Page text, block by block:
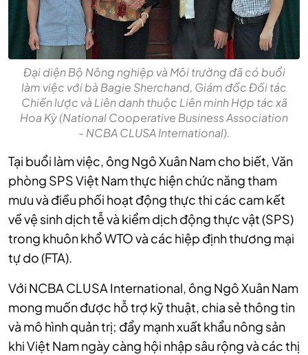
Đại diện Bộ Nông nghiệp và Môi trường đã có buổi
làm việc với bà Bagie Sherchand, Giám đốc Đối tác
Chiến lược và Liên danh thuộc Liên minh Hợp tác xã
Hoa Kỳ (National Cooperative Business Association
- NCBA CLUSA International).
Tại buổi làm việc, ông Ngô Xuân Nam cho biết, Văn
phòng SPS Việt Nam thực hiện chức năng tham
mưu và điều phối hoạt động thực thi các cam kết
về vệ sinh dịch tễ và kiểm dịch động thực vật (SPS)
trong khuôn khổ WTO và các hiệp định thương mại
tự do (FTA).
Với NCBA CLUSA International, ông Ngô Xuân Nam
mong muốn được hỗ trợ kỹ thuật, chia sẻ thông tin
và mô hình quản trị; đẩy mạnh xuất khẩu nông sản
khi Việt Nam ngày càng hội nhập sâu rộng và các thị